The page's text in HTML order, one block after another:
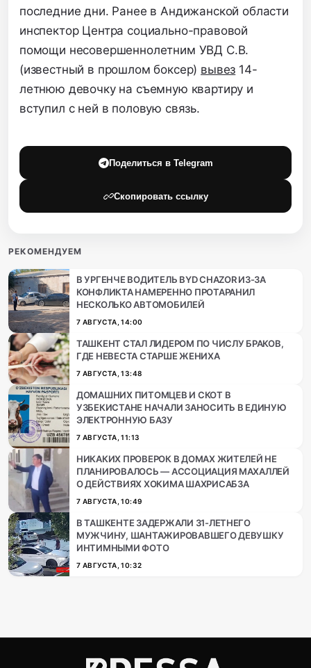
последние дни. Ранее в Андижанской области
инспектор Центра социально-правовой
помощи несовершеннолетним УВД С.B.
(известный в прошлом боксер) вывез 14-
летнюю девочку на съемную квартиру и
вступил с ней в половую связь.
Поделиться в Telegram
Скопировать ссылку
РЕКОМЕНДУЕМ
В УРГЕНЧЕ ВОДИТЕЛЬ BYD CHAZOR ИЗ-ЗА
КОНФЛИКТА НАМЕРЕННО ПРОТАРАНИЛ
НЕСКОЛЬКО АВТОМОБИЛЕЙ
7 АВГУСТА, 14:00
ТАШКЕНТ СТАЛ ЛИДЕРОМ ПО ЧИСЛУ БРАКОВ,
ГДЕ НЕВЕСТА СТАРШЕ ЖЕНИХА
7 АВГУСТА, 13:48
ДОМАШНИХ ПИТОМЦЕВ И СКОТ В
УЗБЕКИСТАНЕ НАЧАЛИ ЗАНОСИТЬ В ЕДИНУЮ
ЭЛЕКТРОННУЮ БАЗУ
7 АВГУСТА, 11:13
НИКАКИХ ПРОВЕРОК В ДОМАХ ЖИТЕЛЕЙ НЕ
ПЛАНИРОВАЛОСЬ — АССОЦИАЦИЯ МАХАЛЛЕЙ
О ДЕЙСТВИЯХ ХОКИМА ШАХРИСАБЗА
7 АВГУСТА, 10:49
В ТАШКЕНТЕ ЗАДЕРЖАЛИ 31-ЛЕТНЕГО
МУЖЧИНУ, ШАНТАЖИРОВАВШЕГО ДЕВУШКУ
ИНТИМНЫМИ ФОТО
7 АВГУСТА, 10:32